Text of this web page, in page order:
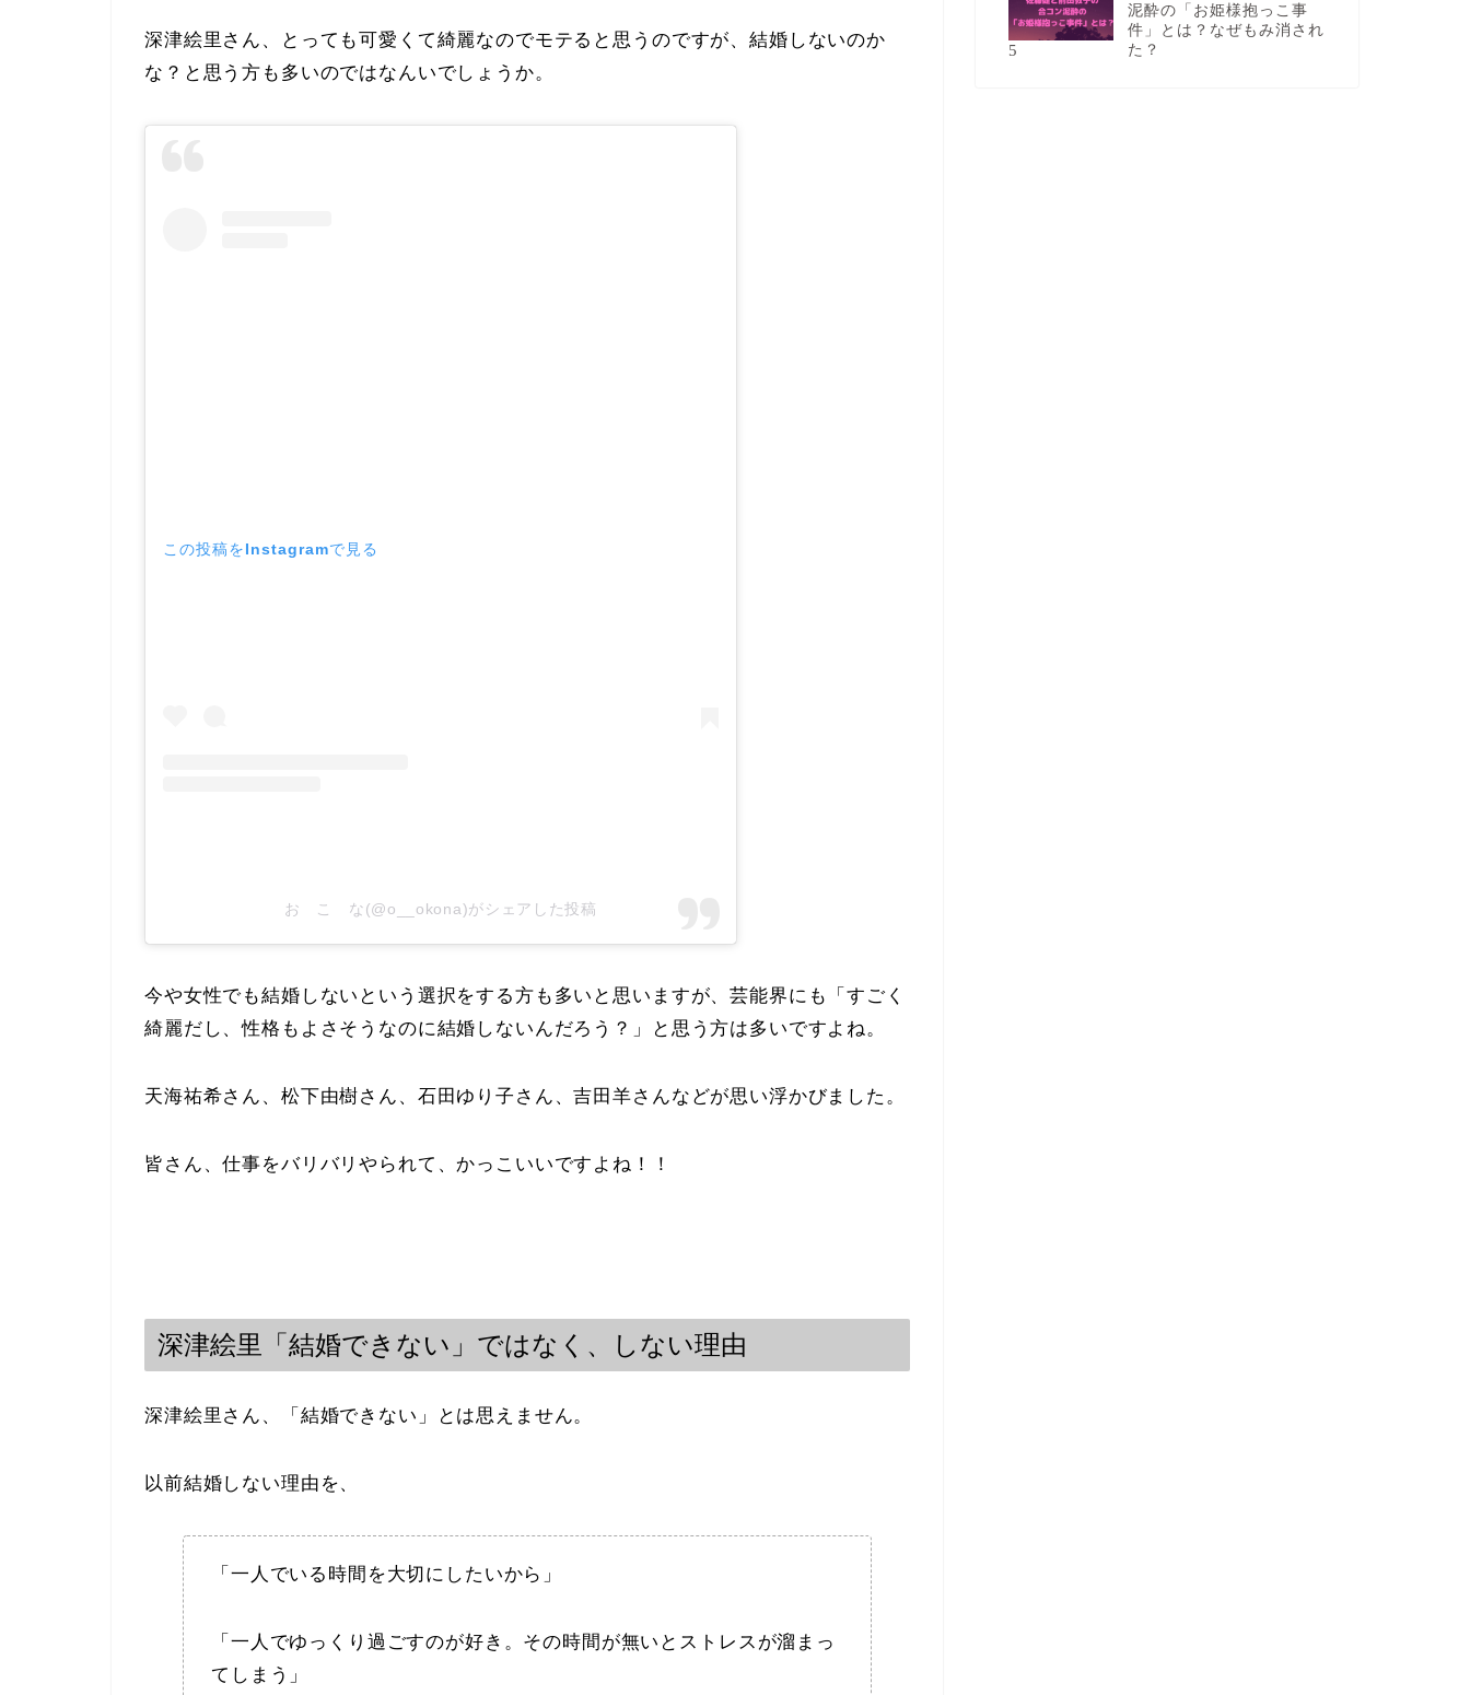
深津絵里さん、とっても可愛くて綺麗なのでモテると思うのですが、結婚しないのか
な？と思う方も多いのではなんいでしょうか。
この投稿をInstagramで見る
お こ な(@o__okona)がシェアした投稿
今や女性でも結婚しないという選択をする方も多いと思いますが、芸能界にも「すごく
綺麗だし、性格もよさそうなのに結婚しないんだろう？」と思う方は多いですよね。
天海祐希さん、松下由樹さん、石田ゆり子さん、吉田羊さんなどが思い浮かびました。
皆さん、仕事をバリバリやられて、かっこいいですよね！！
深津絵里「結婚できない」ではなく、しない理由
深津絵里さん、「結婚できない」とは思えません。
以前結婚しない理由を、
「一人でいる時間を大切にしたいから」
「一人でゆっくり過ごすのが好き。その時間が無いとストレスが溜まっ
てしまう」
5
泥酔の「お姫様抱っこ事
件」とは？なぜもみ消され
た？